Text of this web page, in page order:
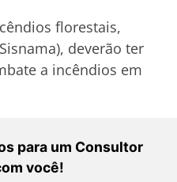
florestais,
deverão ter
a incêndios em